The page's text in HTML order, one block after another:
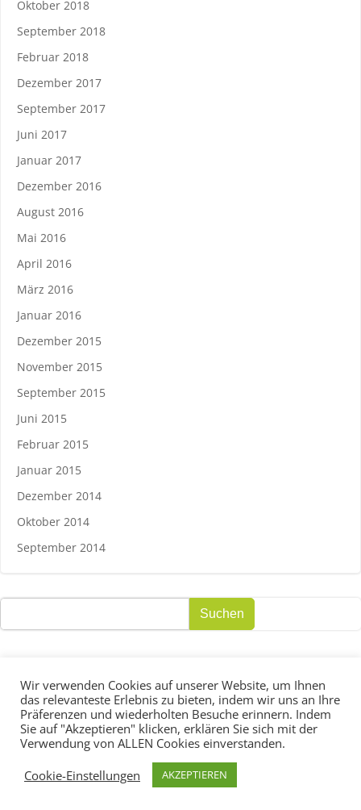
Oktober 2018
September 2018
Februar 2018
Dezember 2017
September 2017
Juni 2017
Januar 2017
Dezember 2016
August 2016
Mai 2016
April 2016
März 2016
Januar 2016
Dezember 2015
November 2015
September 2015
Juni 2015
Februar 2015
Januar 2015
Dezember 2014
Oktober 2014
September 2014
Suchen Suchen
© 2026 ARFLOW ™
IMPRESSUM
Wir verwenden Cookies auf unserer Website, um Ihnen
das relevanteste Erlebnis zu bieten, indem wir uns an Ihre
Präferenzen und wiederholten Besuche erinnern. Indem
Sie auf "Akzeptieren" klicken, erklären Sie sich mit der
Verwendung von ALLEN Cookies einverstanden.
Cookie-Einstellungen
AKZEPTIEREN